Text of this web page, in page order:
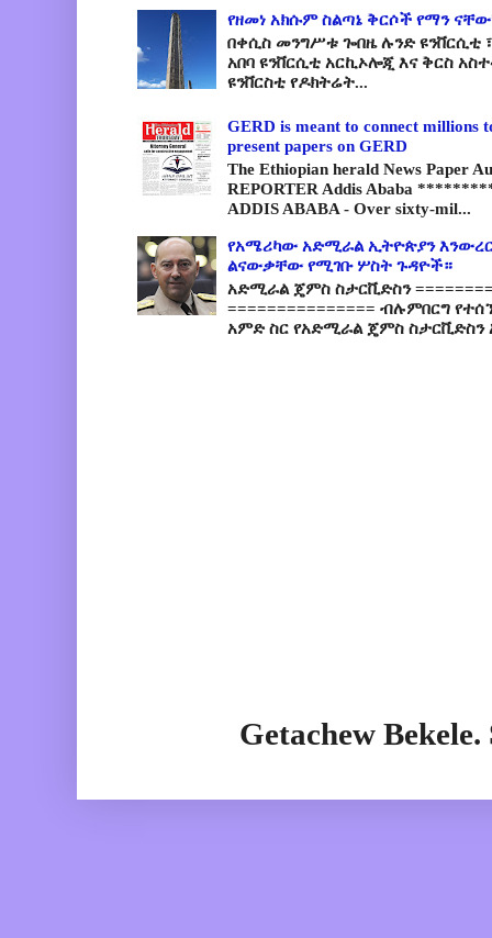
የዘመነ አክሱም ስልጣኔ ቅርሶች የማን
በቀሲስ መንግሥቱ ጐበዜ ሉንድ ዩንቨርሲቲ
አበባ ዩንቨርሲቲ አርኪኦሎጂ እና ቅርስ
ዩንቨርስቲ የዶክትሬት...
GERD is meant to connect millions
present papers on GERD
The Ethiopian herald News Paper
REPORTER Addis Ababa
ADDIS ABABA - Over sixty-mil...
የአሜሪካው አድሚራል ኢትዮጵያን
ልናውቃቸው የሚገቡ ሦስት ጉዳዮች።
አድሚራል ጄምስ ስታርቪድስን
=============== ብሉምበርግ
አምድ ስር የአድሚራል ጄምስ ስታርቪድስን
Getachew